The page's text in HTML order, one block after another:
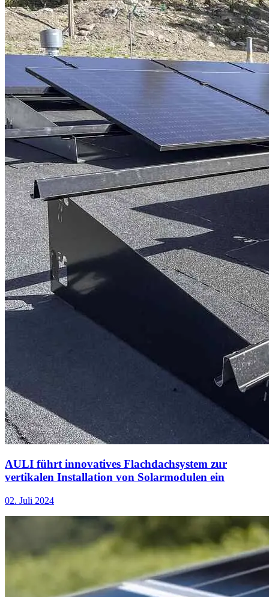
AULI führt innovatives Flachdachsystem zur
vertikalen Installation von Solarmodulen ein
02. Juli 2024